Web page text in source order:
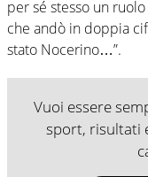
per sé stesso un
che andò in doppia
stato Nocerino…”.
Vuoi essere
sport, risultati